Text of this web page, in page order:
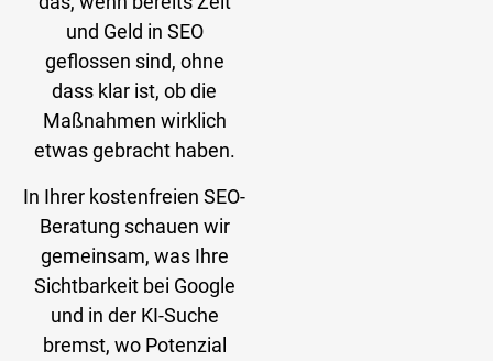
und Geld in SEO
geflossen sind, ohne
dass klar ist, ob die
Maßnahmen wirklich
etwas gebracht haben.
In Ihrer kostenfreien SEO-
Beratung schauen wir
gemeinsam, was Ihre
Sichtbarkeit bei Google
und in der KI-Suche
bremst, wo Potenzial